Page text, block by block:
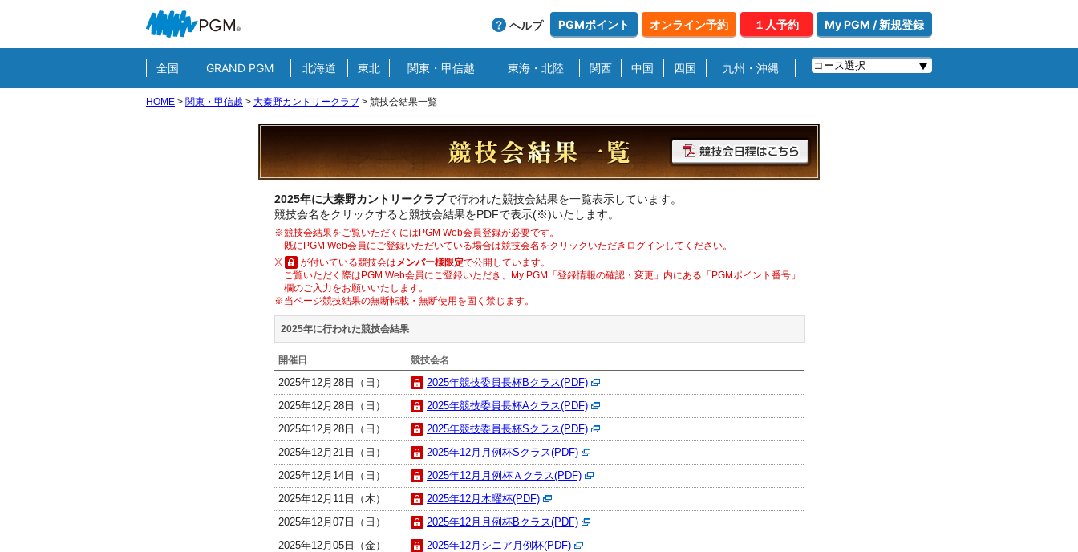
ヘルプ PGMポイント オンライン予約 １人予約 My PGM / 新規登録
全国 GRAND PGM 北海道 東北 関東・甲信越 東海・北陸 関西 中国 四国 九州・沖縄
HOME > 関東・甲信越 > 大秦野カントリークラブ > 競技会結果一覧
2025年に大秦野カントリークラブで行われた競技会結果を一覧表示しています。
競技会名をクリックすると競技会結果をPDFで表示(※)いたします。
※競技会結果をご覧いただくにはPGM Web会員登録が必要です。
既にPGM Web会員にご登録いただいている場合は競技会名をクリックいただきログインしてください。
※
が付いている競技会はメンバー様限定で公開しています。
ご覧いただく際はPGM Web会員にご登録いただき、My PGM「登録情報の確認・変更」内にある「PGMポイント番号」
欄のご入力をお願いいたします。
※当ページ競技結果の無断転載・無断使用を固く禁じます。
2025年に行われた競技会結果
開催日 競技会名
2025年12月28日（日）
2025年競技委員長杯Bクラス(PDF)
2025年12月28日（日）
2025年競技委員長杯Aクラス(PDF)
2025年12月28日（日）
2025年競技委員長杯Sクラス(PDF)
2025年12月21日（日）
2025年12月月例杯Sクラス(PDF)
2025年12月14日（日）
2025年12月月例杯Ａクラス(PDF)
2025年12月11日（木）
2025年12月木曜杯(PDF)
2025年12月07日（日）
2025年12月月例杯Bクラス(PDF)
2025年12月05日（金）
2025年12月シニア月例杯(PDF)